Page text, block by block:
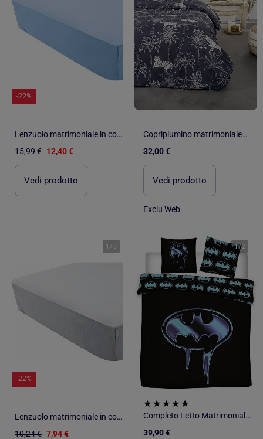
-22%
Lenzuolo matrimoniale in cotone certificato Oeko tex
15,99 € 12,40 €
Vedi prodotto
Copripiumino matrimoniale stampato
32,00 €
Vedi prodotto
Exclu Web
1 / 3
-22%
Lenzuolo matrimoniale in cotone certificato Oeko tex
10,24 € 7,94 €
1/2
Completo Letto Matrimoniale Batman in Polycotone Stampato Reversibile, 2 posti - COMICS
39,90 €